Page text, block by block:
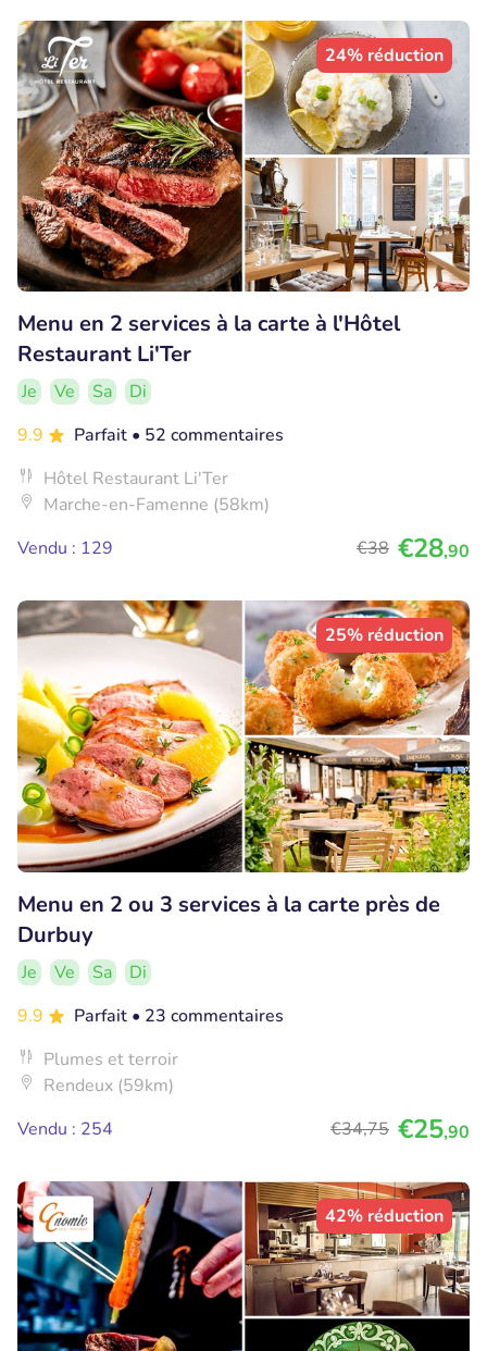
24% réduction
Menu en 2 services à la carte à l'Hôtel
Restaurant Li'Ter
Je Ve Sa
Di
9.9
Parfait • 52 commentaires
Hôtel Restaurant Li'Ter
Marche-en-Famenne (58km)
Vendu : 129
€38 €28,90
25% réduction
Menu en 2 ou 3 services à la carte près de
Durbuy
Je Ve Sa
Di
9.9
Parfait • 23 commentaires
Plumes et terroir
Rendeux (59km)
Vendu : 254
€34,75 €25,90
42% réduction